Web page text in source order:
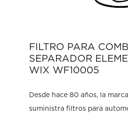
FILTRO PARA
SEPARADOR
WIX WF10005
Desde hace 80 años, la
suministra filtros para